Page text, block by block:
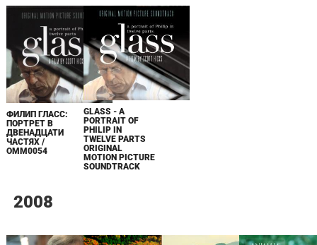
ФИЛИП ГЛАСС:
ПОРТРЕТ В
ДВЕНАДЦАТИ
ЧАСТЯХ /
OMM0054
GLASS - A
PORTRAIT OF
PHILIP IN
TWELVE PARTS
ORIGINAL
MOTION PICTURE
SOUNDTRACK
2008